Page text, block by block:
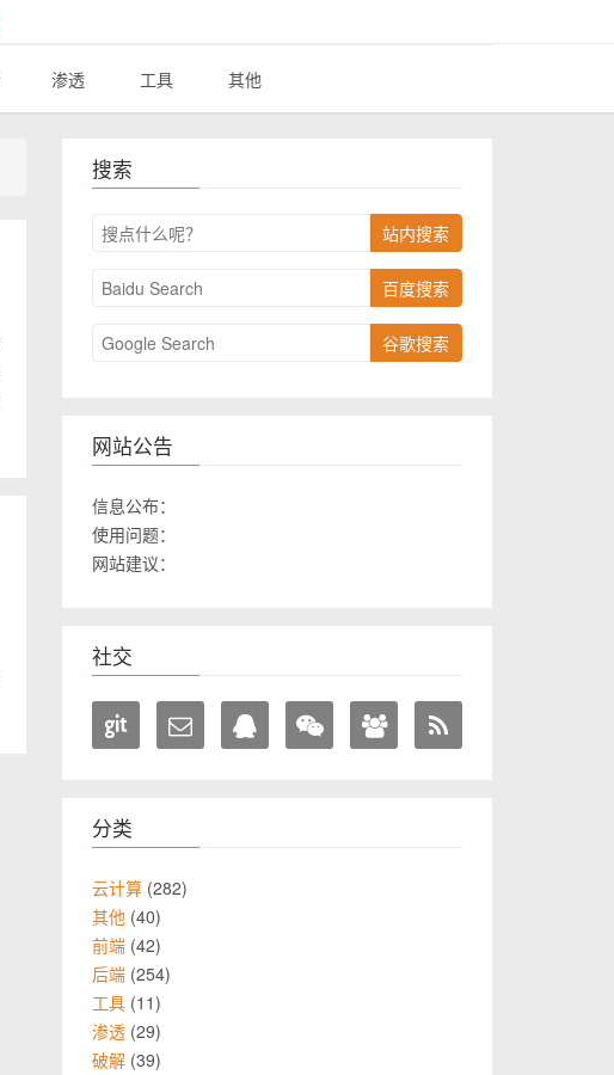
渗透 工具 其他
搜索
站内搜索
百度搜索
谷歌搜索
网站公告
信息公布：
使用问题：
网站建议：
社交
分类
云计算 282
其他 40
前端 42
后端 254
工具 11
渗透 29
破解 39